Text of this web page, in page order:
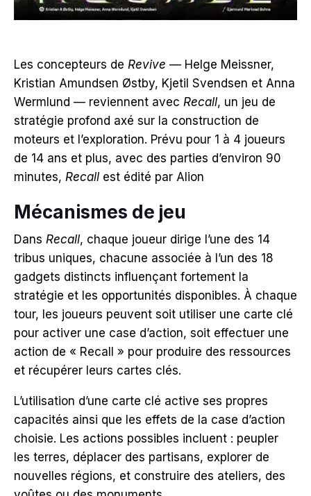
Les concepteurs de Revive — Helge Meissner,
Kristian Amundsen Østby, Kjetil Svendsen et Anna
Wermlund — reviennent avec Recall, un jeu de
stratégie profond axé sur la construction de
moteurs et l’exploration. Prévu pour 1 à 4 joueurs
de 14 ans et plus, avec des parties d’environ 90
minutes, Recall est édité par Alion
Mécanismes de jeu
Dans Recall, chaque joueur dirige l’une des 14
tribus uniques, chacune associée à l’un des 18
gadgets distincts influençant fortement la
stratégie et les opportunités disponibles. À chaque
tour, les joueurs peuvent soit utiliser une carte clé
pour activer une case d’action, soit effectuer une
action de « Recall » pour produire des ressources
et récupérer leurs cartes clés.
L’utilisation d’une carte clé active ses propres
capacités ainsi que les effets de la case d’action
choisie. Les actions possibles incluent : peupler
les terres, déplacer des partisans, explorer de
nouvelles régions, et construire des ateliers, des